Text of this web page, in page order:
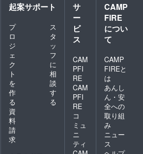
起案サポート
プ
ロ
ジ
ェ
ク
ト
を
作
る
ス
タ
ッ
フ
に
相
談
す
る
資
料
請
求
サ
ー
ビ
ス
CAM
PFI
RE
CAM
PFI
RE
コ
ミュ
ニ
ティ
CAMP
FIRE
につい
て
CAMP
FIREと
は
あんし
ん・安
全への
取り組
み
ニュー
ス